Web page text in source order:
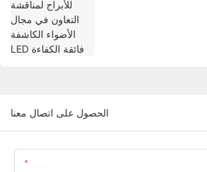
الحصول على اتصال معنا